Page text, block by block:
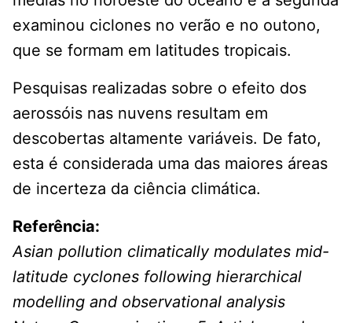
examinou ciclones no verão e no outono,
que se formam em latitudes tropicais.
Pesquisas realizadas sobre o efeito dos
aerossóis nas nuvens resultam em
descobertas altamente variáveis. De fato,
esta é considerada uma das maiores áreas
de incerteza da ciência climática.
Referência:
Asian pollution climatically modulates mid-
latitude cyclones following hierarchical
modelling and observational analysis